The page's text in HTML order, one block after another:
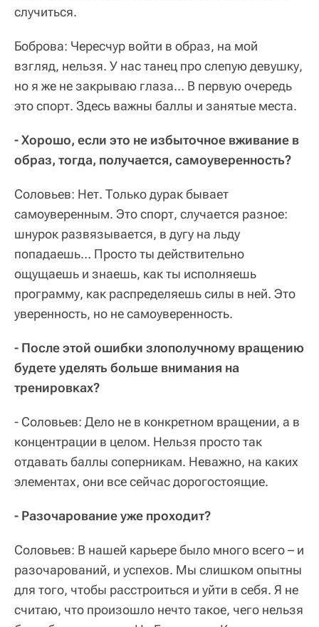
случиться.
Боброва: Чересчур войти в образ, на мой
взгляд, нельзя. У нас танец про слепую девушку,
но я же не закрываю глаза… В первую очередь
это спорт. Здесь важны баллы и занятые места.
- Хорошо, если это не избыточное вживание в
образ, тогда, получается, самоуверенность?
Соловьев: Нет. Только дурак бывает
самоуверенным. Это спорт, случается разное:
шнурок развязывается, в дугу на льду
попадаешь… Просто ты действительно
ощущаешь и знаешь, как ты исполняешь
программу, как распределяешь силы в ней. Это
уверенность, но не самоуверенность.
- После этой ошибки злополучному вращению
будете уделять больше внимания на
тренировках?
- Соловьев: Дело не в конкретном вращении, а в
концентрации в целом. Нельзя просто так
отдавать баллы соперникам. Неважно, на каких
элементах, они все сейчас дорогостоящие.
- Разочарование уже проходит?
Соловьев: В нашей карьере было много всего – и
разочарований, и успехов. Мы слишком опытны
для того, чтобы расстроиться и уйти в себя. Я не
считаю, что произошло нечто такое, чего нельзя